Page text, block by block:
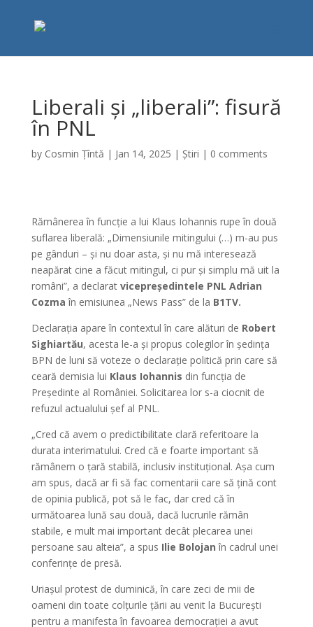
Liberali și „liberali”: fisură
în PNL
by Cosmin Țîntă | Jan 14, 2025 | Știri | 0 comments
Rămânerea în funcție a lui Klaus Iohannis rupe în două
suflarea liberală: „Dimensiunile mitingului (…) m-au pus
pe gânduri – și nu doar asta, și nu mă interesează
neapărat cine a făcut mitingul, ci pur și simplu mă uit la
români”, a declarat vicepreședintele PNL Adrian
Cozma în emisiunea „News Pass” de la B1TV.
Declarația apare în contextul în care alături de Robert
Sighiartău, acesta le-a și propus colegilor în ședința
BPN de luni să voteze o declarație politică prin care să
ceară demisia lui Klaus Iohannis din funcția de
Președinte al României. Solicitarea lor s-a ciocnit de
refuzul actualului șef al PNL.
„Cred că avem o predictibilitate clară referitoare la
durata interimatului. Cred că e foarte important să
rămânem o țară stabilă, inclusiv instituțional. Așa cum
am spus, dacă ar fi să fac comentarii care să țină cont
de opinia publică, pot să le fac, dar cred că în
următoarea lună sau două, dacă lucrurile rămân
stabile, e mult mai important decât plecarea unei
persoane sau alteia”, a spus Ilie Bolojan în cadrul unei
conferințe de presă.
Uriașul protest de duminică, în care zeci de mii de
oameni din toate colțurile țării au venit la București
pentru a manifesta în favoarea democrației a avut